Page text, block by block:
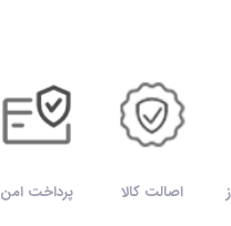
اصالت کالا پرداخت امن